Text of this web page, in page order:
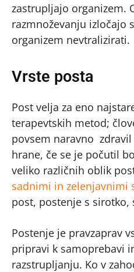
zastrupljajo organizem.
razmnoževanju izločajo
organizem nevtralizirati.
Vrste posta
Post velja za eno
terapevtskih metod;
povsem naravno
hrane, če se je počutil
veliko različnih oblik
sadnimi in zelenjavnimi
post, postenje s sirotko,
Postenje je pravzaprav
pripravi k samoprebavi
razstrupljanju. Ko v